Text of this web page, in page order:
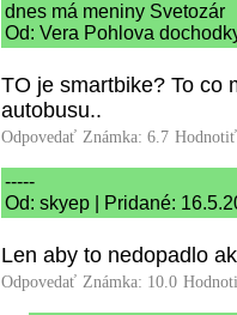
dnes má meniny Svetozár
Od: Vera Pohlova
TO je smartbike? To co
autobusu..
Odpovedať Známka: 6.7
-----
Od: skyep | Pridané:
Len aby to nedopadlo
Odpovedať Známka: 10.0